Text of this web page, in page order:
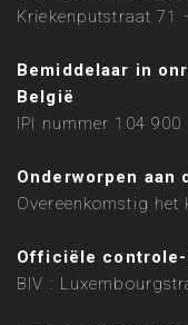
Kriekenputstraat 71
Bemiddelaar in
België
IPI nummer 104 900
Onderworpen aan
Overeenkomstig
Officiële
BIV :